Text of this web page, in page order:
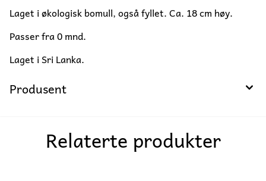
Laget i økologisk bomull, også fyllet. Ca. 18 cm høy.
Passer fra 0 mnd.
Laget i Sri Lanka.
Produsent
Relaterte produkter